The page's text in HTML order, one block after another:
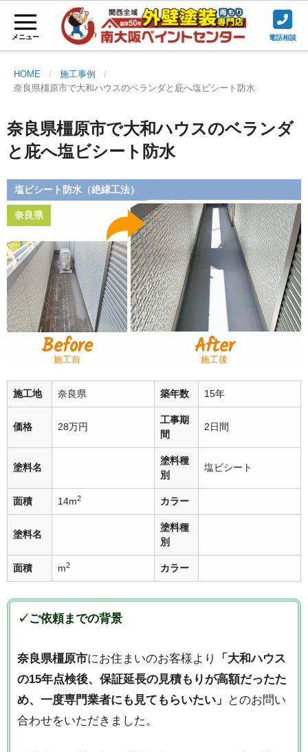
メニュー 電話相談
HOME
施工事例
奈良県橿原市で大和ハウスのベランダと庇へ塩ビシート防水
奈良県橿原市で大和ハウスのベランダ
と庇へ塩ビシート防水
塩ビシート防水（絶縁工法）
奈良県
Before
施工前 After
施工後
施工地 奈良県 築年数 15年
価格 28万円
工事期
間
2日間
塗料名
塗料種
別
塩ビシート
面積 14m2 カラー
塗料名
塗料種
別
面積 m2 カラー
✓ご依頼までの背景
奈良県橿原市にお住まいのお客様より
「大和ハウス
の15年点検後、保証延長の見積もりが高額だったた
め、一度専門業者にも見てもらいたい」
とのお問い
合わせをいただきました。